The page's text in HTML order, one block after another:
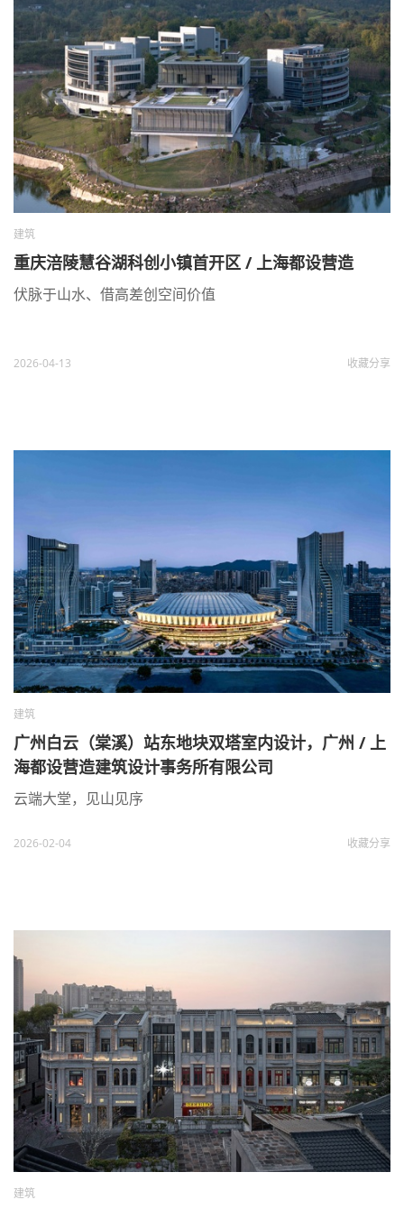
建筑
重庆涪陵慧谷湖科创小镇首开区 / 上海都设营造
伏脉于山水、借高差创空间价值
2026-04-13 收藏分享
建筑
广州白云（棠溪）站东地块双塔室内设计，广州 / 上
海都设营造建筑设计事务所有限公司
云端大堂，见山见序
2026-02-04 收藏分享
建筑